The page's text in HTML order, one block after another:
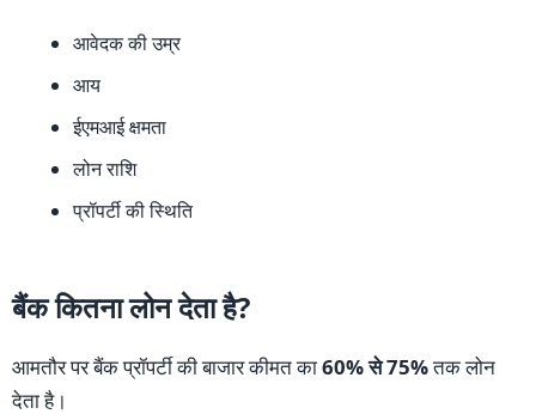
आवेदक की उम्र
आय
ईएमआई क्षमता
लोन राशि
प्रॉपर्टी की स्थिति
बैंक कितना लोन देता है?
आमतौर पर बैंक प्रॉपर्टी की बाजार कीमत का60% से 75%तक लोन
देता है।